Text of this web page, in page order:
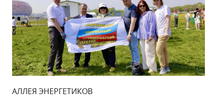
АЛЛЕЯ ЭНЕРГЕТИКОВ